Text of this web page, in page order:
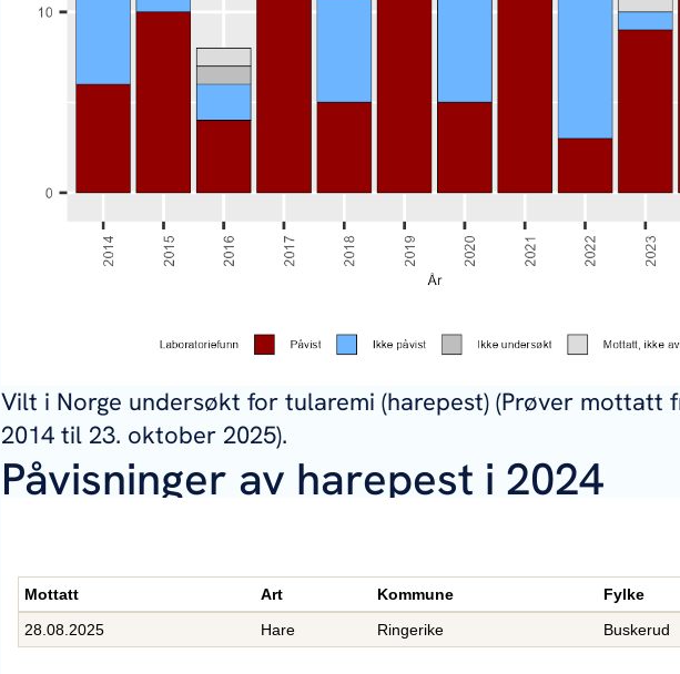
Vilt i Norge undersøkt for tularemi (harepest) (Prøver mottatt
2014 til 23. oktober 2025).
Påvisninger av harepest i 2024